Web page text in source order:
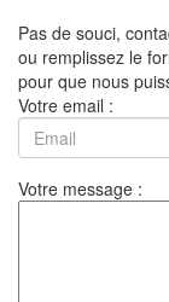
Pas de souci,
ou remplissez le
pour que nous
Votre email :
Votre message :